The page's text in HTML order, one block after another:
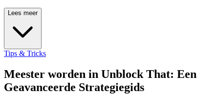
Lees meer
Tips & Tricks
Meester worden in Unblock That: Een
Geavanceerde Strategiegids